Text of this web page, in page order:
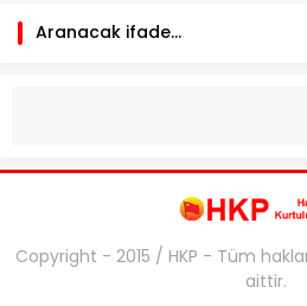
Copyright - 2015 / HKP - Tüm
aittir.